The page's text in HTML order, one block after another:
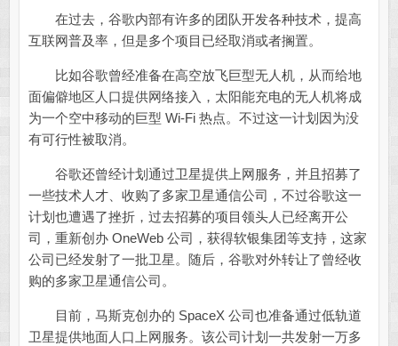
在过去，谷歌内部有许多的团队开发各种技术，提高
互联网普及率，但是多个项目已经取消或者搁置。
比如谷歌曾经准备在高空放飞巨型无人机，从而给地
面偏僻地区人口提供网络接入，太阳能充电的无人机将成
为一个空中移动的巨型 Wi-Fi 热点。不过这一计划因为没
有可行性被取消。
谷歌还曾经计划通过卫星提供上网服务，并且招募了
一些技术人才、收购了多家卫星通信公司，不过谷歌这一
计划也遭遇了挫折，过去招募的项目领头人已经离开公
司，重新创办 OneWeb 公司，获得软银集团等支持，这家
公司已经发射了一批卫星。随后，谷歌对外转让了曾经收
购的多家卫星通信公司。
目前，马斯克创办的 SpaceX 公司也准备通过低轨道
卫星提供地面人口上网服务。该公司计划一共发射一万多